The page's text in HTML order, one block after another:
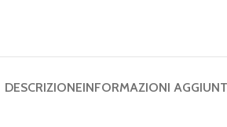
DESCRIZIONEINFORMAZIONI